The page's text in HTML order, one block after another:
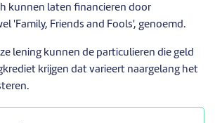
kunnen laten financieren door
'Family, Friends and Fools', genoemd.
lening kunnen de particulieren die geld
krijgen dat varieert naargelang het